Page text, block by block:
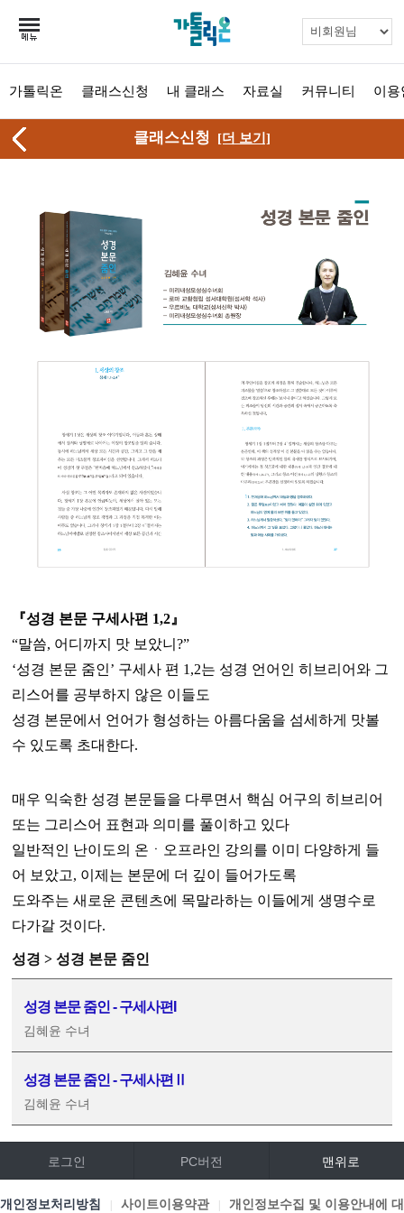
가톨릭온 클래스신청 내 클래스 자료실 커뮤니티 이용
클래스신청 [더 보기]
『성경 본문 구세사편 1,2』
“말씀, 어디까지 맛 보았니?”
‘성경 본문 줌인’ 구세사 편 1,2는 성경 언어인 히브리어와 그
리스어를 공부하지 않은 이들도
성경 본문에서 언어가 형성하는 아름다움을 섬세하게 맛볼
수 있도록 초대한다.
매우 익숙한 성경 본문들을 다루면서 핵심 어구의 히브리어
또는 그리스어 표현과 의미를 풀이하고 있다
일반적인 난이도의 온ㆍ오프라인 강의를 이미 다양하게 들
어 보았고, 이제는 본문에 더 깊이 들어가도록
도와주는 새로운 콘텐츠에 목말라하는 이들에게 생명수로
다가갈 것이다.
성경 > 성경 본문 줌인
성경 본문 줌인 - 구세사편I
김혜윤 수녀
성경 본문 줌인 - 구세사편Ⅱ
김혜윤 수녀
로그인 PC버전 맨위로
개인정보처리방침 사이트이용약관 개인정보수집 및 이용안내에 대